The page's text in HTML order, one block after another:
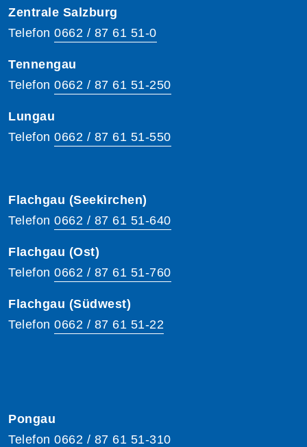
Zentrale Salzburg
Telefon 0662 / 87 61 51-0
Tennengau
Telefon 0662 / 87 61 51-250
Lungau
Telefon 0662 / 87 61 51-550
Flachgau (Seekirchen)
Telefon 0662 / 87 61 51-640
Flachgau (Ost)
Telefon 0662 / 87 61 51-760
Flachgau (Südwest)
Telefon 0662 / 87 61 51-22
Pongau
Telefon 0662 / 87 61 51-310